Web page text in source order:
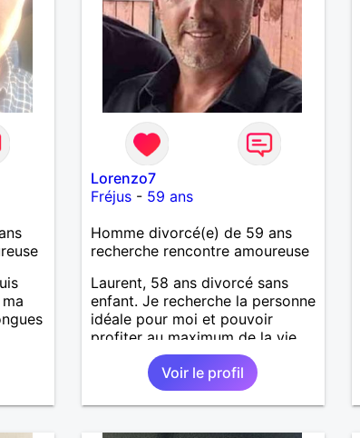
Lorenzo7
Fréjus- 59 ans
Homme divorcé(e) de 59 ans
recherche rencontre amoureuse
Laurent, 58 ans divorcé sans
enfant. Je recherche la personne
idéale pour moi et pouvoir
profiter au maximum de la vie
de couple
Voir le profil